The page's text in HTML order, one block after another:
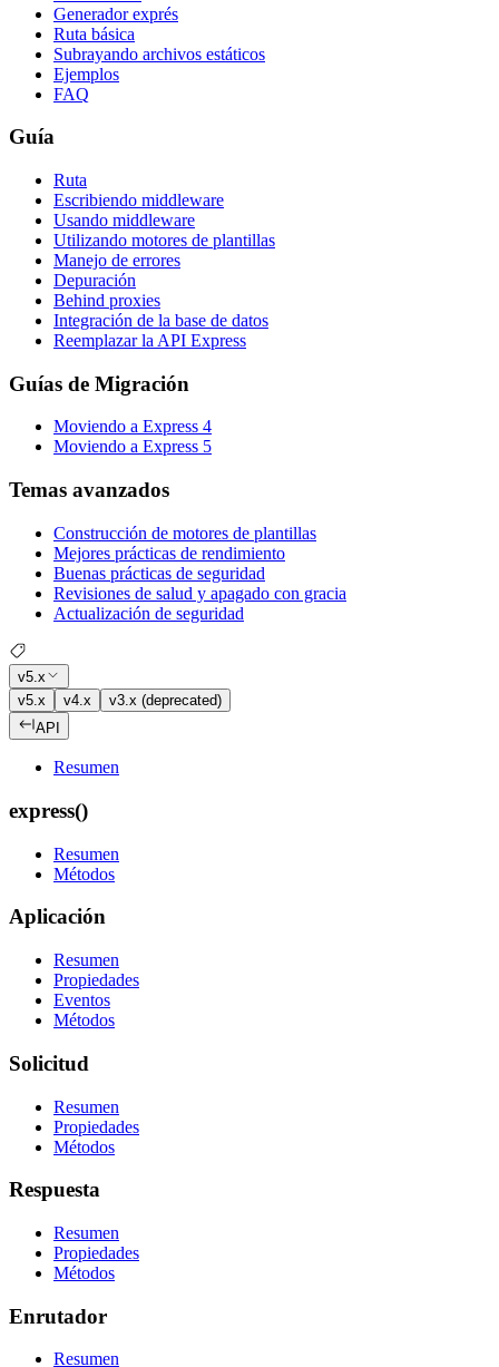
Generador exprés
Ruta básica
Subrayando archivos estáticos
Ejemplos
FAQ
Guía
Ruta
Escribiendo middleware
Usando middleware
Utilizando motores de plantillas
Manejo de errores
Depuración
Behind proxies
Integración de la base de datos
Reemplazar la API Express
Guías de Migración
Moviendo a Express 4
Moviendo a Express 5
Temas avanzados
Construcción de motores de plantillas
Mejores prácticas de rendimiento
Buenas prácticas de seguridad
Revisiones de salud y apagado con gracia
Actualización de seguridad
v5.x
v5.x
v4.x
v3.x (deprecated)
API
Resumen
express()
Resumen
Métodos
Aplicación
Resumen
Propiedades
Eventos
Métodos
Solicitud
Resumen
Propiedades
Métodos
Respuesta
Resumen
Propiedades
Métodos
Enrutador
Resumen